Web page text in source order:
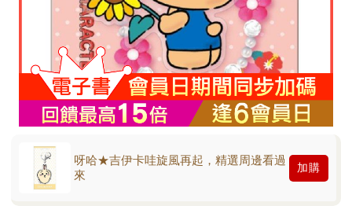
呀哈★吉伊卡哇旋風再起，精選周邊看過
來
加購